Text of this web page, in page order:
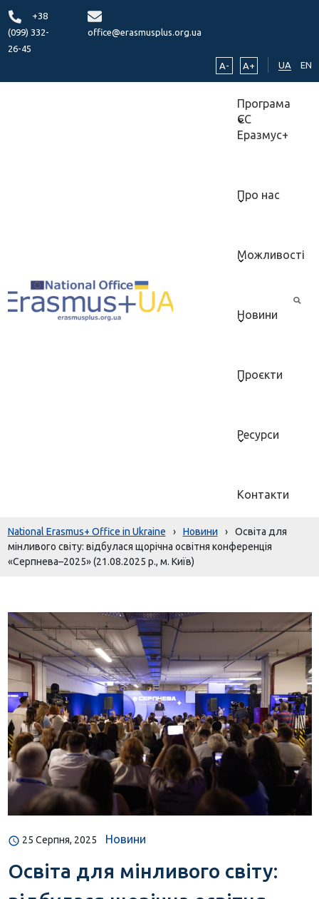
+38
(099) 332-
26-45
office@erasmusplus.org.ua
A- A+ UA EN
Програма
ЄС
Еразмус+
Про нас
Можливості
Новини
Проєкти
Ресурси
Контакти
National Erasmus+ Office in Ukraine › Новини ›
Освіта для
мінливого світу: відбулася щорічна освітня конференція
«Серпнева–2025» (21.08.2025 р., м. Київ)
25 Серпня, 2025 Новини
Освіта для мінливого світу: